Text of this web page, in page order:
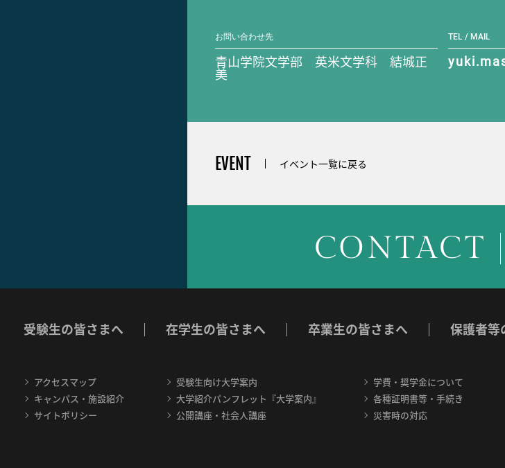
お問い合わせ先
青山学院文学部 英米文学科 結城正
美
TEL / MAIL
EVENT イベント一覧に戻る
CONTACT
受験生の皆さまへ 在学生の皆さまへ 卒業生の皆さまへ 保護者等
アクセスマップ
キャンパス・施設紹介
サイトポリシー
受験生向け大学案内
大学紹介パンフレット『大学案内』
公開講座・社会人講座
学費・奨学金について
各種証明書等・手続き
災害時の対応